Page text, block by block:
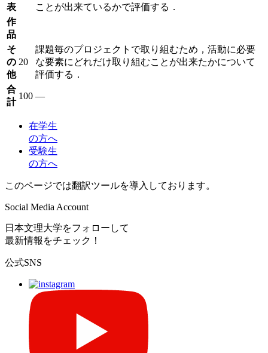
表
ことが出来ているかで評価する．
作
品
そ
の
他
20
課題毎のプロジェクトで取り組むため，活動に必要
な要素にどれだけ取り組むことが出来たかについて
評価する．
合
計
100 ―
在学生
の方へ
受験生
の方へ
このページでは翻訳ツールを導入しております。
Social Media Account
日本文理大学をフォローして
最新情報をチェック！
公式SNS